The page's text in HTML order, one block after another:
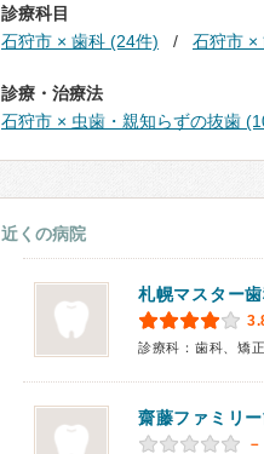
診療科目
石狩市 × 歯科 (24件)
石狩市 ×
診療・治療法
石狩市 × 虫歯・親知らずの抜歯
近くの病院
札幌マスター
診療科：歯科、矯
齋藤ファミリ
－